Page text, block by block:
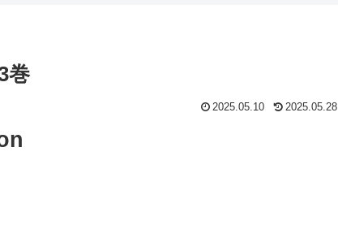
巻
2025.05.10 2025.05.28